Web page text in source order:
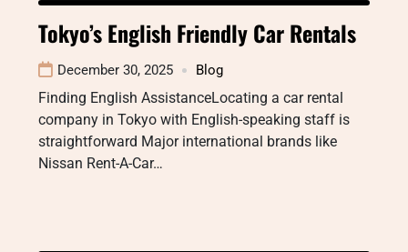
Tokyo’s English Friendly Car Rentals
December 30, 2025 Blog
Finding English AssistanceLocating a car rental
company in Tokyo with English-speaking staff is
straightforward Major international brands like
Nissan Rent-A-Car…